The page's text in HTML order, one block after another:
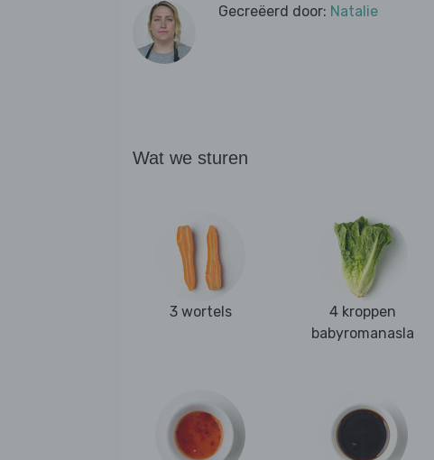
Gecreëerd door: Natalie
Wat we sturen
3 wortels
4 kroppen
babyromanasla